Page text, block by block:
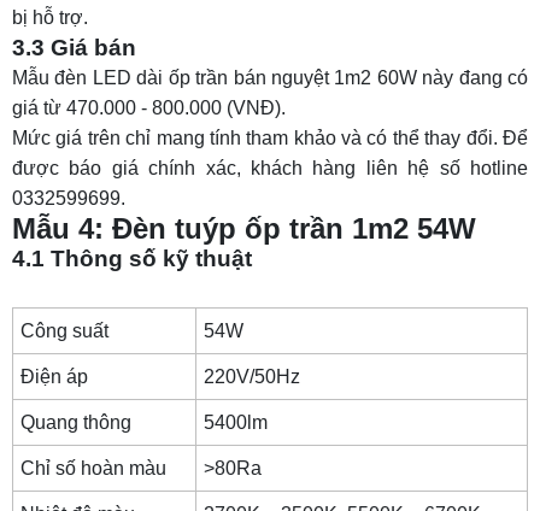
bị hỗ trợ.
3.3 Giá bán
Mẫu đèn LED dài ốp trần bán nguyệt 1m2 60W này đang có
giá từ 470.000 - 800.000 (VNĐ).
Mức giá trên chỉ mang tính tham khảo và có thể thay đổi. Để
được báo giá chính xác, khách hàng liên hệ số hotline
0332599699.
Mẫu 4: Đèn tuýp ốp trần 1m2 54W
4.1 Thông số kỹ thuật
Công suất 54W
Điện áp 220V/50Hz
Quang thông 5400lm
Chỉ số hoàn màu >80Ra